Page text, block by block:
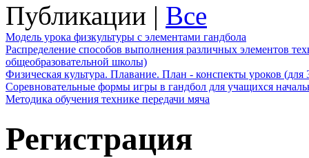
Публикации | Все
Модель урока физкультуры с элементами гандбола
Распределение способов выполнения различных элементов
общеобразовательной школы)
Физическая культура. Плавание. План - конспекты уроков (для
Соревновательные формы игры в гандбол для учащихся
Методика обучения технике передачи мяча
Регистрация